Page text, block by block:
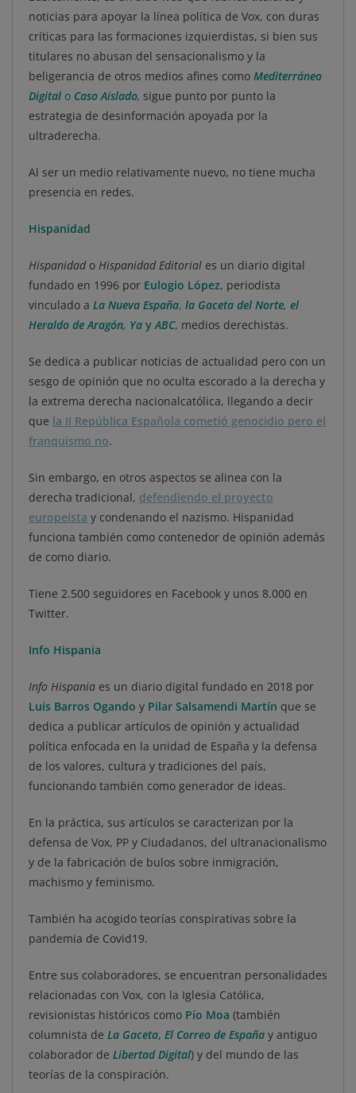
noticias para apoyar la línea política de Vox, con duras
críticas para las formaciones izquierdistas, si bien sus
titulares no abusan del sensacionalismo y la
beligerancia de otros medios afines como Mediterráneo
Digital o Caso Aislado, sigue punto por punto la
estrategia de desinformación apoyada por la
ultraderecha.
Al ser un medio relativamente nuevo, no tiene mucha
presencia en redes.
Hispanidad
Hispanidad o Hispanidad Editorial es un diario digital
fundado en 1996 por Eulogio López, periodista
vinculado a La Nueva España, la Gaceta del Norte, el
Heraldo de Aragón, Ya yABC, medios derechistas.
Se dedica a publicar noticias de actualidad pero con un
sesgo de opinión que no oculta escorado a la derecha y
la extrema derecha nacionalcatólica, llegando a decir
que la II República Española cometió genocidio pero el
franquismo no.
Sin embargo, en otros aspectos se alinea con la
derecha tradicional, defendiendo el proyecto
europeísta y condenando el nazismo. Hispanidad
funciona también como contenedor de opinión además
de como diario.
Tiene 2.500 seguidores en Facebook y unos 8.000 en
Twitter.
Info Hispania
Info Hispania es un diario digital fundado en 2018 por
Luis Barros Ogando y Pilar Salsamendi Martín que se
dedica a publicar artículos de opinión y actualidad
política enfocada en la unidad de España y la defensa
de los valores, cultura y tradiciones del país,
funcionando también como generador de ideas.
En la práctica, sus artículos se caracterizan por la
defensa de Vox, PP y Ciudadanos, del ultranacionalismo
y de la fabricación de bulos sobre inmigración,
machismo y feminismo.
También ha acogido teorías conspirativas sobre la
pandemia de Covid19.
Entre sus colaboradores, se encuentran personalidades
relacionadas con Vox, con la Iglesia Católica,
revisionistas históricos como Pío Moa (también
columnista de La Gaceta, El Correo de España y antiguo
colaborador de Libertad Digital) y del mundo de las
teorías de la conspiración.